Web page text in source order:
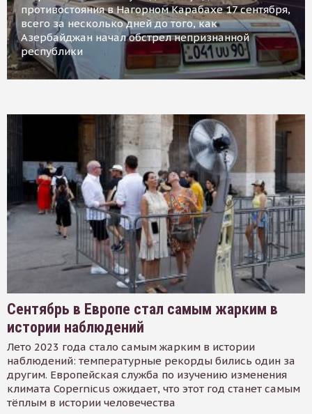
противостояния в Нагорном Карабахе 17 сентября,
всего за несколько дней до того, как
Азербайджан начал обстрел непризнанной
республики
Сентябрь в Европе стал самым жарким в
истории наблюдений
Лето 2023 года стало самым жарким в истории
наблюдений: температурные рекорды бились один за
другим. Европейская служба по изучению изменения
климата Copernicus ожидает, что этот год станет самым
тёплым в истории человечества